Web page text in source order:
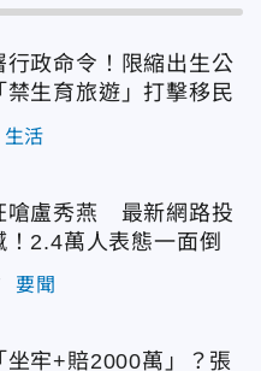
行政命令！限縮出生公
禁生育旅遊」打擊移民
生活
嗆盧秀燕 最新網路投
！2.4萬人表態一面倒
要聞
坐牢+賠2000萬」？張